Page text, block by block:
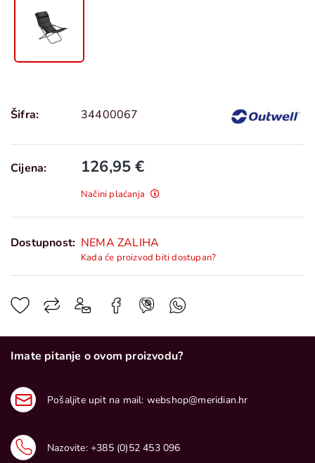
Šifra: 34400067
Cijena: 126,95 €
Načini plaćanja
Dostupnost: NEMA ZALIHA
Kada će proizvod biti dostupan?
Imate pitanje o ovom proizvodu?
Pošaljite upit na mail: webshop@meridian.hr
Nazovite: +385 (0)52 453 096